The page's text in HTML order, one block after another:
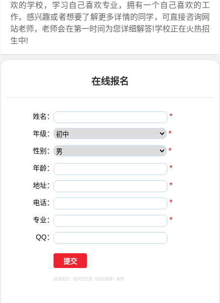
欢的学校，学习自己喜欢专业，拥有一个自己喜欢的工
作，感兴趣或者想要了解更多详情的同学，可直接咨询网
站老师，老师会在第一时间为您详细解答!学校正在火热招
生中!
在线报名
姓名： *
年级： *
性别： *
年龄： *
地址： *
电话： *
专业： *
QQ：
选择提交，视为您同意 《隐私保障》 条例